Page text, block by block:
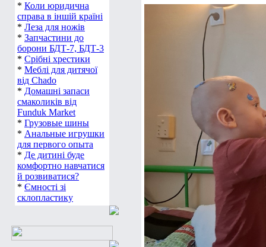
* Коли юридична
справа в іншій країні
* Леза для ножів
* Запчастини до
борони БДТ-7, БДТ-3
* Срібні хрестики
* Меблі для дитячої
від Chado
* Домашні запаси
смаколиків від
Funduk Market
* Грузовые шины
* Анальные игрушки
для первого опыта
* Де дитині буде
комфортно навчатися
й розвиватися?
* Ємності зі
склопластику